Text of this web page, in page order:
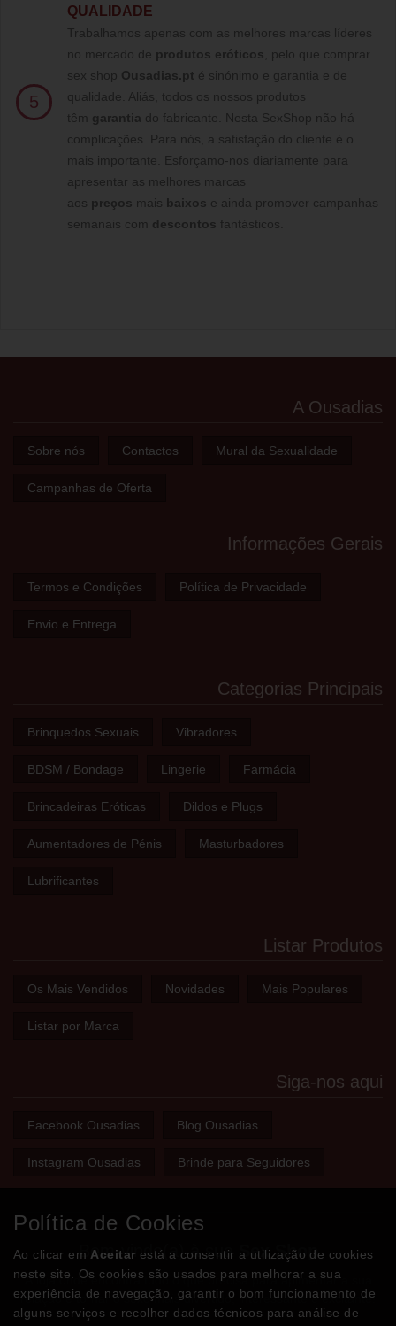
5
QUALIDADE
Trabalhamos apenas com as melhores marcas líderes
no mercado de produtos eróticos , pelo que comprar
sex shop Ousadias.pt é sinónimo e garantia e de
qualidade. Aliás, todos os nossos produtos
têm garantia do fabricante. Nesta SexShop não há
complicações. Para nós, a satisfação do cliente é o
mais importante. Esforçamo-nos diariamente para
apresentar as melhores marcas
aos preços mais baixos e ainda promover campanhas
semanais com descontos fantásticos.
A Ousadias
Sobre nós Contactos Mural da Sexualidade
Campanhas de Oferta
Informações Gerais
Termos e Condições Política de Privacidade
Envio e Entrega
Categorias Principais
Brinquedos Sexuais Vibradores
BDSM / Bondage Lingerie Farmácia
Brincadeiras Eróticas Dildos e Plugs
Aumentadores de Pénis Masturbadores
Lubrificantes
Listar Produtos
Os Mais Vendidos Novidades Mais Populares
Listar por Marca
Siga-nos aqui
Facebook Ousadias Blog Ousadias
Instagram Ousadias Brinde para Seguidores
Bem-vindo(a) à sua Sex Shop
A loja onde encontra tudo o que precisa para apimentar a sua
relação e tornar o sexo mais divertido, interessante e excitante!
Política de Cookies
Ao clicar em Aceitar está a consentir a utilização de cookies
neste site. Os cookies são usados para melhorar a sua
experiência de navegação, garantir o bom funcionamento de
alguns serviços e recolher dados técnicos para análise de